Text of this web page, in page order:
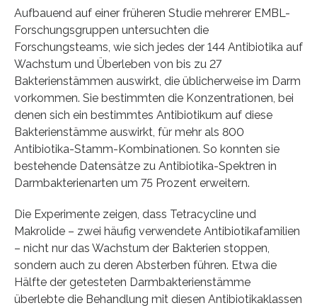
Aufbauend auf einer früheren Studie mehrerer EMBL-
Forschungsgruppen untersuchten die
Forschungsteams, wie sich jedes der 144 Antibiotika auf
Wachstum und Überleben von bis zu 27
Bakterienstämmen auswirkt, die üblicherweise im Darm
vorkommen. Sie bestimmten die Konzentrationen, bei
denen sich ein bestimmtes Antibiotikum auf diese
Bakterienstämme auswirkt, für mehr als 800
Antibiotika-Stamm-Kombinationen. So konnten sie
bestehende Datensätze zu Antibiotika-Spektren in
Darmbakterienarten um 75 Prozent erweitern.
Die Experimente zeigen, dass Tetracycline und
Makrolide – zwei häufig verwendete Antibiotikafamilien
– nicht nur das Wachstum der Bakterien stoppen,
sondern auch zu deren Absterben führen. Etwa die
Hälfte der getesteten Darmbakterienstämme
überlebte die Behandlung mit diesen Antibiotikaklassen